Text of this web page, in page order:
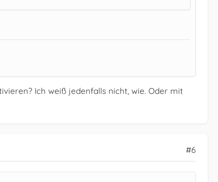
Ich weiß jedenfalls nicht, wie. Oder mit
#6